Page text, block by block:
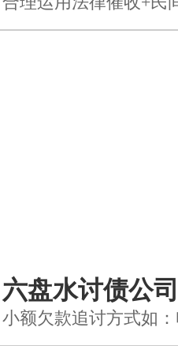
六盘水讨债公
小额欠款追讨方式如